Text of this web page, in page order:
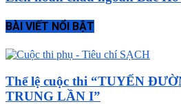
BÀI VIẾT NỔI BẬT
Thể lệ cuộc thi “TUYẾN
TRUNG LẦN I”